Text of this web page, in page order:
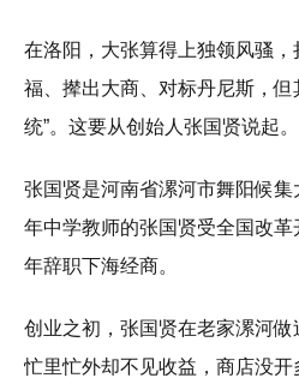
在洛阳，大张算得上独领风骚
福、撵出大商、对标丹尼斯，但
统”。这要从创始人张国贤说起。
张国贤是河南省漯河市舞阳候
年中学教师的张国贤受全国改
年辞职下海经商。
创业之初，张国贤在老家漯河
忙里忙外却不见收益，商店没开